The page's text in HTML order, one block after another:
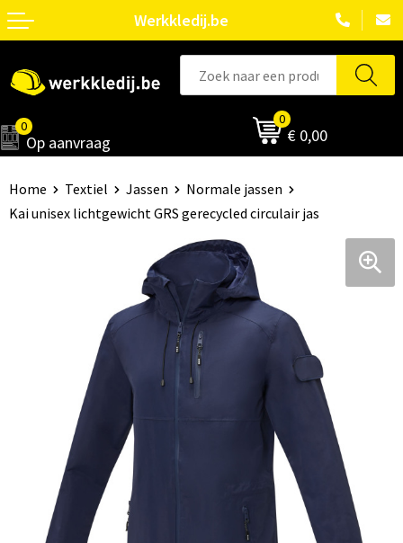
Werkkledij.be
0
Op aanvraag
0
€ 0,00
Home Textiel Jassen
Normale jassen
Kai unisex lichtgewicht GRS gerecycled circulair jas